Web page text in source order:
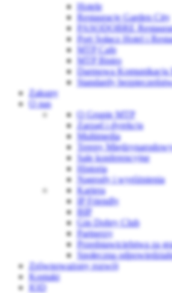
Hotele
Restauracje Garden City
PASODOBRE
Port Sołacz Hotel i
MTP Cafe
MTP Bistro
Darmowa Komunikacja
Standardy
Zakupy
O nas
O Grupie MTP
Zarząd i dyrekcja
Multimedia
Tereny
Sale konferencyjne
Historia
Nagrody i wyróżnienia
Kariera
IP Friendly
BIP
Gin Dobry Club
Partnerzy
Przedstawicielstwa za
Społeczna
Zrównoważony rozwój
Kontakt
IOD